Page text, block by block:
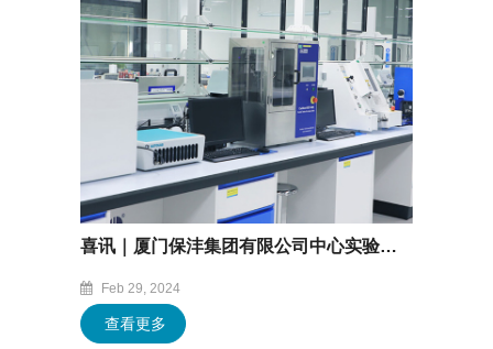
喜讯｜厦门保沣集团有限公司中心实验室顺利通过CNAS认可
Feb 29, 2024
查看更多